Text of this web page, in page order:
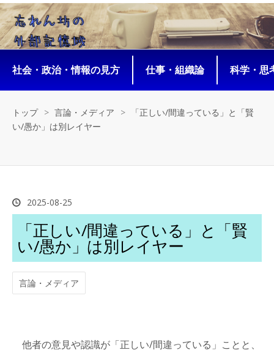
社会・政治・情報の見方 仕事・組織論 科学・思
トップ > 言論・メディア >
「正しい/間違っている」と「賢
い/愚か」は別レイヤー
2025-08-25
「正しい/間違っている」と「賢
い/愚か」は別レイヤー
言論・メディア
他者の意見や認識が「正しい/間違っている」ことと、